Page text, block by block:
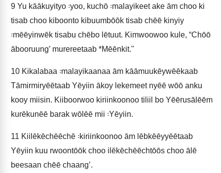
9 Yu kāākuyityo ꞉yoo, kuchō ꞉malayikeet ake ām choo ki
tisab choo kiboonto kibuumbōōk tisab chēē kinyiy
꞉mēēyinwēk tisabu chēbo lētuut. Kimwoowoo kule, “Chōō
ābooruung’ murereetaab *Mēēnkit."
10 Kikalabaa ꞉malayikaanaa ām kāāmuukēywēēkaab
Tāmirmiryēētaab Yēyiin ākoy lekemeet nyēē wōō anku
kooy miisin. Kiiboorwoo kiriinkoonoo tiliil bo Yēērusālēēm
kurēkunēē barak wōlēē mii ꞉Yēyiin.
11 Kiilēkēchēēchē ꞉kiriinkoonoo ām lēbkēēyyēētaab
Yēyiin kuu rwoontōōk choo ilēkēchēēchtōōs choo ālē
beesaan chēē chaang’.